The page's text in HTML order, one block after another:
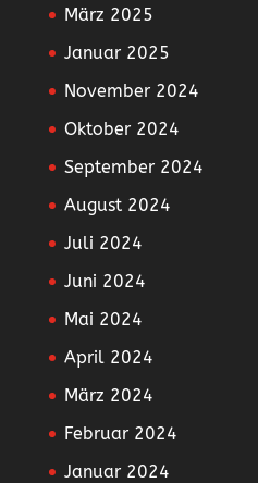
März 2025
Januar 2025
November 2024
Oktober 2024
September 2024
August 2024
Juli 2024
Juni 2024
Mai 2024
April 2024
März 2024
Februar 2024
Januar 2024